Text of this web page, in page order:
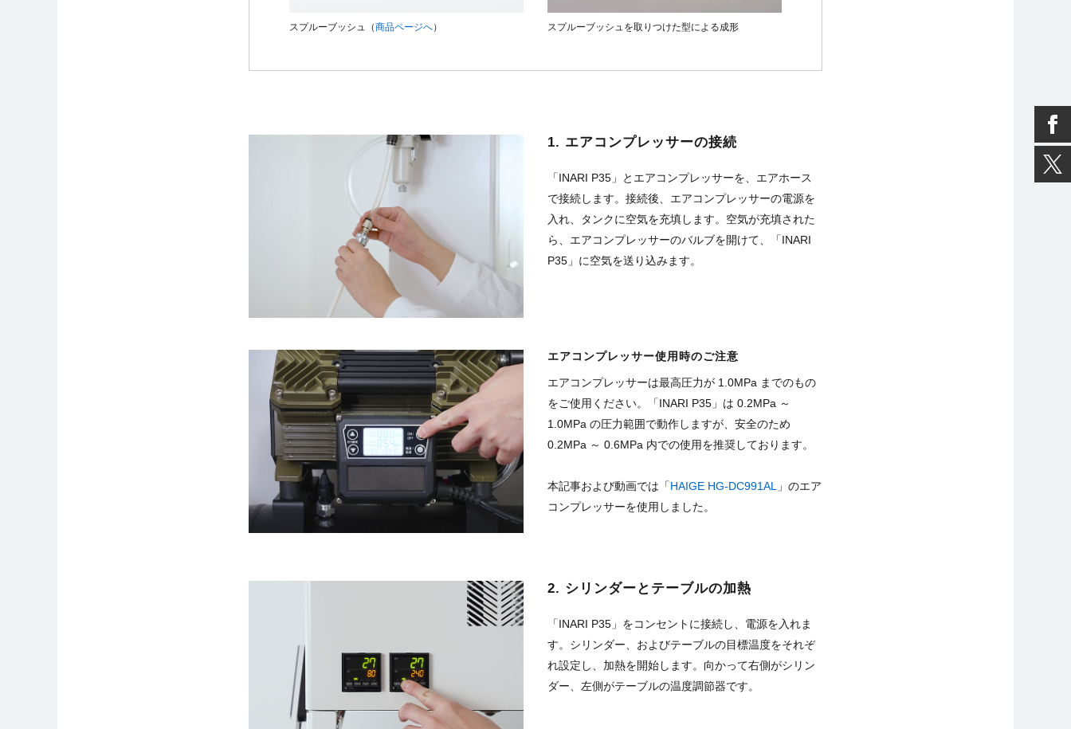
スプルーブッシュ （商品ページへ） スプルーブッシュを取りつけた型による成形
1. エアコンプレッサーの接続
「INARI P35」とエアコンプレッサーを、エアホース
で接続します。接続後、エアコンプレッサーの電源を
入れ、タンクに空気を充填します。空気が充填された
ら、エアコンプレッサーのバルブを開けて、「INARI
P35」に空気を送り込みます。
エアコンプレッサー使用時のご注意
エアコンプレッサーは最高圧力が 1.0MPa までのもの
をご使用ください。「INARI P35」は 0.2MPa ～
1.0MPa の圧力範囲で動作しますが、安全のため
0.2MPa ～ 0.6MPa 内での使用を推奨しております。
本記事および動画では「HAIGE HG-DC991AL
」のエア
コンプレッサーを使用しました。
2. シリンダーとテーブルの加熱
「INARI P35」をコンセントに接続し、電源を入れま
す。シリンダー、およびテーブルの目標温度をそれぞ
れ設定し、加熱を開始します。向かって右側がシリン
ダー、左側がテーブルの温度調節器です。